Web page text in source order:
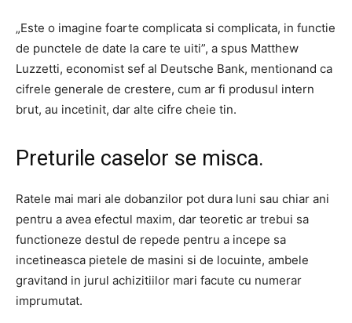
„Este o imagine foarte complicata si complicata, in functie
de punctele de date la care te uiti”, a spus Matthew
Luzzetti, economist sef al Deutsche Bank, mentionand ca
cifrele generale de crestere, cum ar fi produsul intern
brut, au incetinit, dar alte cifre cheie tin.
Preturile caselor se misca.
Ratele mai mari ale dobanzilor pot dura luni sau chiar ani
pentru a avea efectul maxim, dar teoretic ar trebui sa
functioneze destul de repede pentru a incepe sa
incetineasca pietele de masini si de locuinte, ambele
gravitand in jurul achizitiilor mari facute cu numerar
imprumutat.